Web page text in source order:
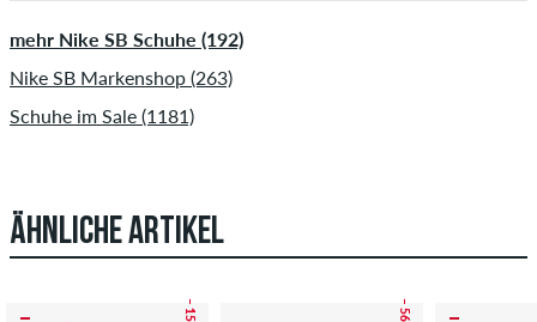
mehr Nike SB Schuhe (192)
Nike SB Markenshop (263)
Schuhe im Sale (1181)
ÄHNLICHE ARTIKEL